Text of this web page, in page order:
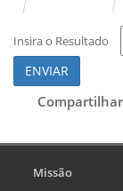
Insira o Resultado
ENVIAR
Compartilhar
Missão